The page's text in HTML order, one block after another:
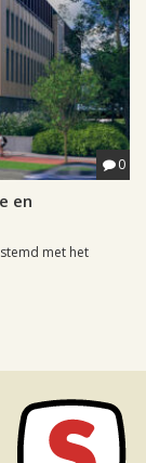
0
en
met het